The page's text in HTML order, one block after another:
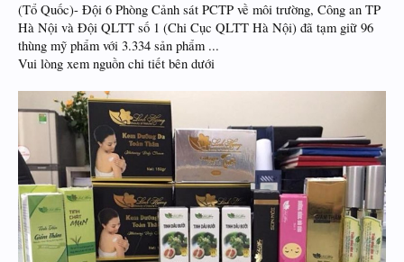
(Tổ Quốc)- Đội 6 Phòng Cảnh sát PCTP về môi trường, Công an TP
Hà Nội và Đội QLTT số 1 (Chi Cục QLTT Hà Nội) đã tạm giữ 96
thùng mỹ phẩm với 3.334 sản phẩm ...
Vui lòng xem nguồn chi tiết bên dưới